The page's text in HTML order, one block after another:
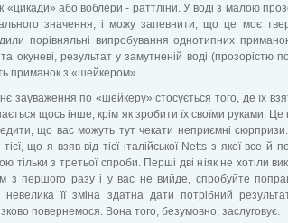
«цикади» або воблери - раттліни. У воді з малою
значення, і можу запевнити, що це моє
порівняльні випробування однотипних
окуневі, результат у замутненій воді (прозорістю
приманок з «шейкером».
зауваження по «шейкеру» стосується того, де їх
щось інше, крім як зробити їх своїми руками.
що вас можуть тут чекати неприємні
що я взяв від тієї італійської Netts з якої все
тільки з третьої спроби. Перші дві ніяк не хотіли
з першого разу і у вас не вийде, спробуйте
невелика її зміна здатна дати потрібний
повернемося. Вона того, безумовно, заслуговує.